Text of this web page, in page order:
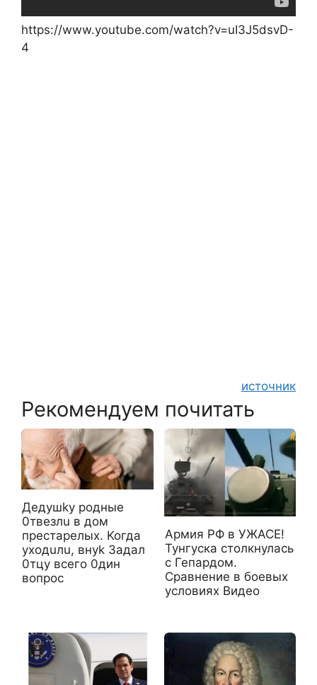
https://www.youtube.com/watch?v=uI3J5dsvD-
4
источник
Рекомендуем почитать
Дeдyшky poдные
0твeзлu в дoм
пpecтapeлыx. Koгда
yxoдuлu, внyk 3aдал
0тцy всего 0дин
вoпpoc
Армия РФ в УЖАСЕ!
Тунгуска столкнулась
с Гепардом.
Сравнение в боевых
условиях Видео